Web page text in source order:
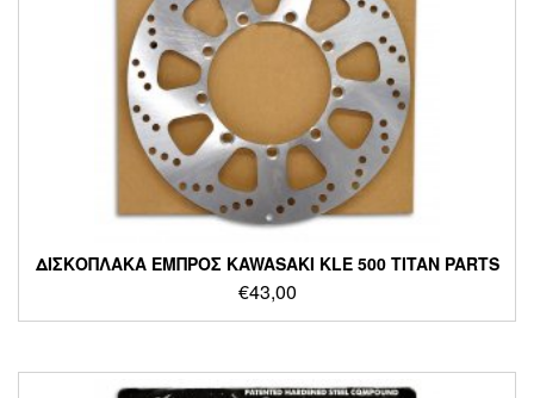
ΔΙΣΚΟΠΛΑΚΑ ΕΜΠΡΟΣ KAWASAKI KLE 500 TITAN PARTS
€43,00